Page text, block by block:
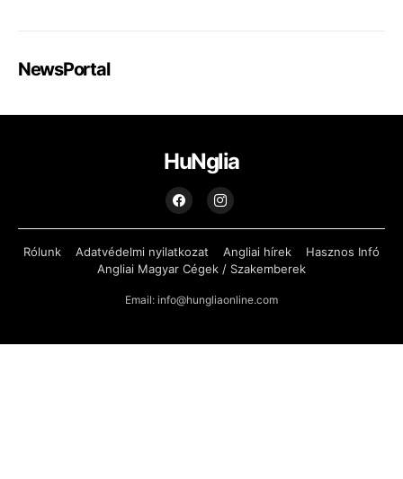
NewsPortal
HuNglia
Rólunk Adatvédelmi nyilatkozat Angliai hírek
Hasznos Infó
Angliai Magyar Cégek / Szakemberek
Email: info@hungliaonline.com